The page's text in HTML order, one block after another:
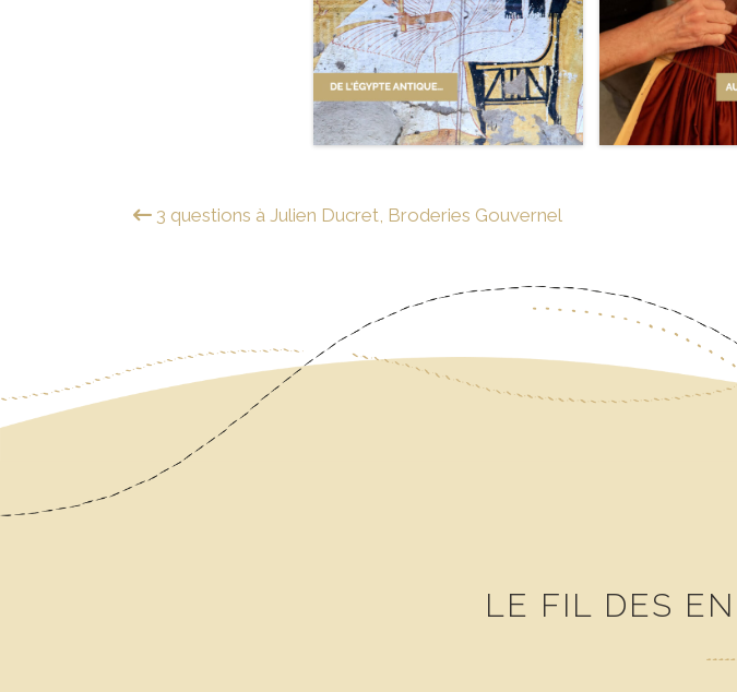
NAVIGATION
3 questions à Julien Ducret, Broderies Gouvernel
LE FIL DES